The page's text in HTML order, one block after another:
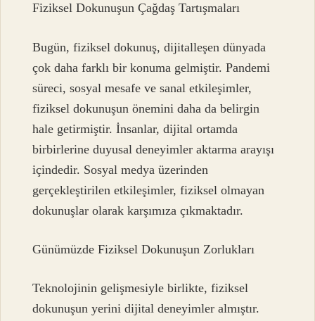
Fiziksel Dokunuşun Çağdaş Tartışmaları
Bugün, fiziksel dokunuş, dijitalleşen dünyada
çok daha farklı bir konuma gelmiştir. Pandemi
süreci, sosyal mesafe ve sanal etkileşimler,
fiziksel dokunuşun önemini daha da belirgin
hale getirmiştir. İnsanlar, dijital ortamda
birbirlerine duyusal deneyimler aktarma arayışı
içindedir. Sosyal medya üzerinden
gerçekleştirilen etkileşimler, fiziksel olmayan
dokunuşlar olarak karşımıza çıkmaktadır.
Günümüzde Fiziksel Dokunuşun Zorlukları
Teknolojinin gelişmesiyle birlikte, fiziksel
dokunuşun yerini dijital deneyimler almıştır.